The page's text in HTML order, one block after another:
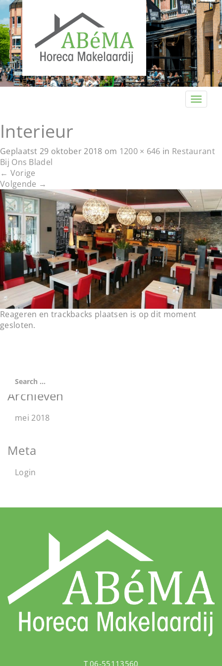
T
e
v
g
a
t
i
o
n
Interieur
Geplaatst29 oktober 2018 om 1200 × 646 in Restaurant
Bij Ons Bladel
← Vorige
Volgende →
Reageren en trackbacks plaatsen is op dit moment
gesloten.
Archieven
mei 2018
Meta
Login
T 06-55113560